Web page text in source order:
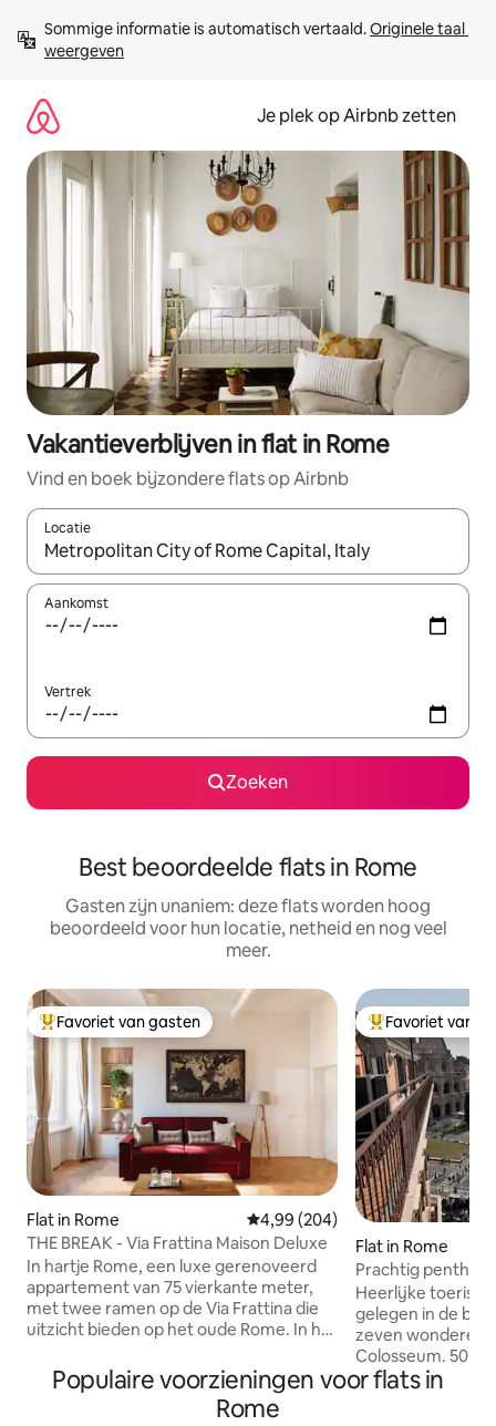
direct
naar
Sommige informatie is automatisch vertaald. Originele taal
weergeven
Je plek op Airbnb zetten
Vakantieverblijven in flat in Rome
Vind en boek bijzondere flats op Airbnb
Locatie
Wanneer er resultaten beschikbaar zijn, maak je een keuze
Aankomst
Vertrek
Zoeken
Best beoordeelde flats in Rome
Gasten zijn unaniem: deze flats worden hoog
beoordeeld voor hun locatie, netheid en nog veel
meer.
Topfavoriet van gasten
Favoriet van gasten
Flat in Rome Gemiddelde beoordeling van
4,99 (204)
THE BREAK - Via Frattina Maison Deluxe
In hartje Rome, een luxe gerenoveerd
appartement van 75 vierkante meter,
met twee ramen op de Via Frattina die
uitzicht bieden op het oude Rome. In het
Via Condotti, het Piazza di Spagna en de
Trevifontein. Metro 'Spanje' op 100
meter afstand. Restaurants en
Topfavoriet van
Favoriet van
Flat in Rome
Prachtig
Colosseum
Heerlijke
gelegen in de
zeven wonderen
Colosseum. 50
op loopafstand
Populaire voorzieningen voor flats in
Rome